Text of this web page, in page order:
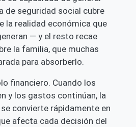
de seguridad social cubre
la realidad económica que
— y el resto recae
la familia, que muchas
para absorberlo.
financiero. Cuando los
y los gastos continúan, la
convierte rápidamente en
afecta cada decisión del